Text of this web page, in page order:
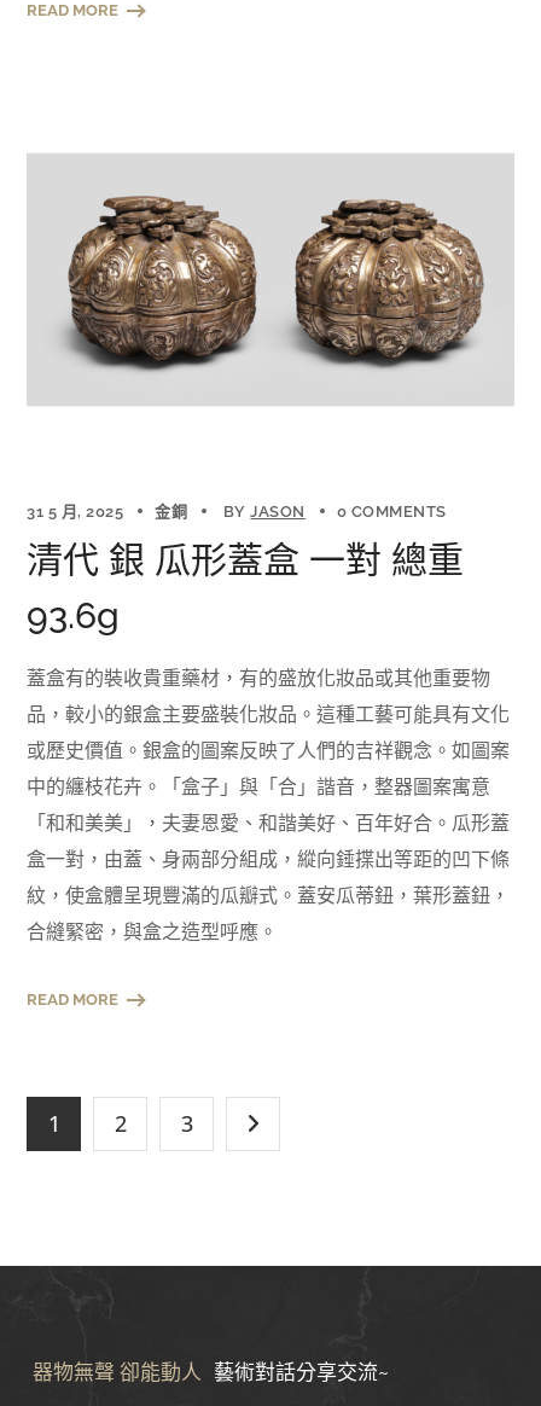
READ MORE
31 5 月, 2025 金銅 BYJASON 0 COMMENTS
清代 銀 瓜形蓋盒 一對 總重
93.6g
蓋盒有的裝收貴重藥材，有的盛放化妝品或其他重要物
品，較小的銀盒主要盛裝化妝品。這種工藝可能具有文化
或歷史價值。銀盒的圖案反映了人們的吉祥觀念。如圖案
中的纏枝花卉。「盒子」與「合」諧音，整器圖案寓意
「和和美美」，夫妻恩愛、和諧美好、百年好合。瓜形蓋
盒一對，由蓋、身兩部分組成，縱向錘揲出等距的凹下條
紋，使盒體呈現豐滿的瓜瓣式。蓋安瓜蒂鈕，葉形蓋鈕，
合縫緊密，與盒之造型呼應。
READ MORE
1 2 3
器物無聲 卻能動人 藝術對話分享交流~